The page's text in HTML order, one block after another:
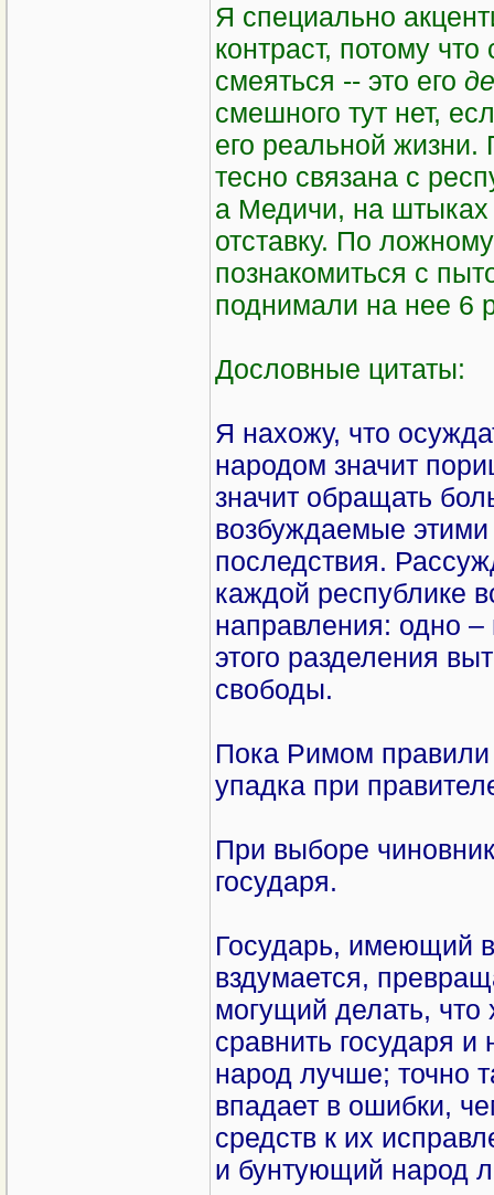
Я специально
контраст, потому
смеяться -- это его
смешного тут нет,
его реальной жизни.
тесно связана с
а Медичи, на штыках
отставку. По
познакомиться с
поднимали на нее 6
Дословные цитаты:
Я нахожу, что
народом значит
значит обращать
возбуждаемые
последствия.
каждой республике
направления: одно
этого разделения
свободы.
Пока Римом правили
упадка при
При выборе
государя.
Государь, имеющий
вздумается,
могущий делать, что
сравнить государя
народ лучше; точно
впадает в ошибки,
средств к их
и бунтующий народ